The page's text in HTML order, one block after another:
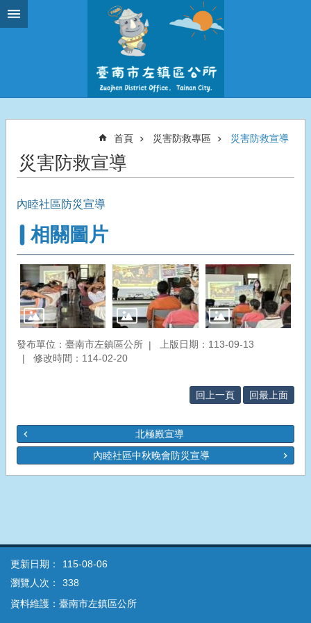
跳到主要內容區塊
首頁 災害防救專區 災害防救宣導
災害防救宣導
內睦社區防災宣導
相關圖片
發布單位：臺南市左鎮區公所
上版日期：113-09-13
修改時間：114-02-20
回上一頁 回最上面
北極殿宣導
內睦社區中秋晚會防災宣導
更新日期：
115-08-06
瀏覽人次：
338
資料維護：臺南市左鎮區公所